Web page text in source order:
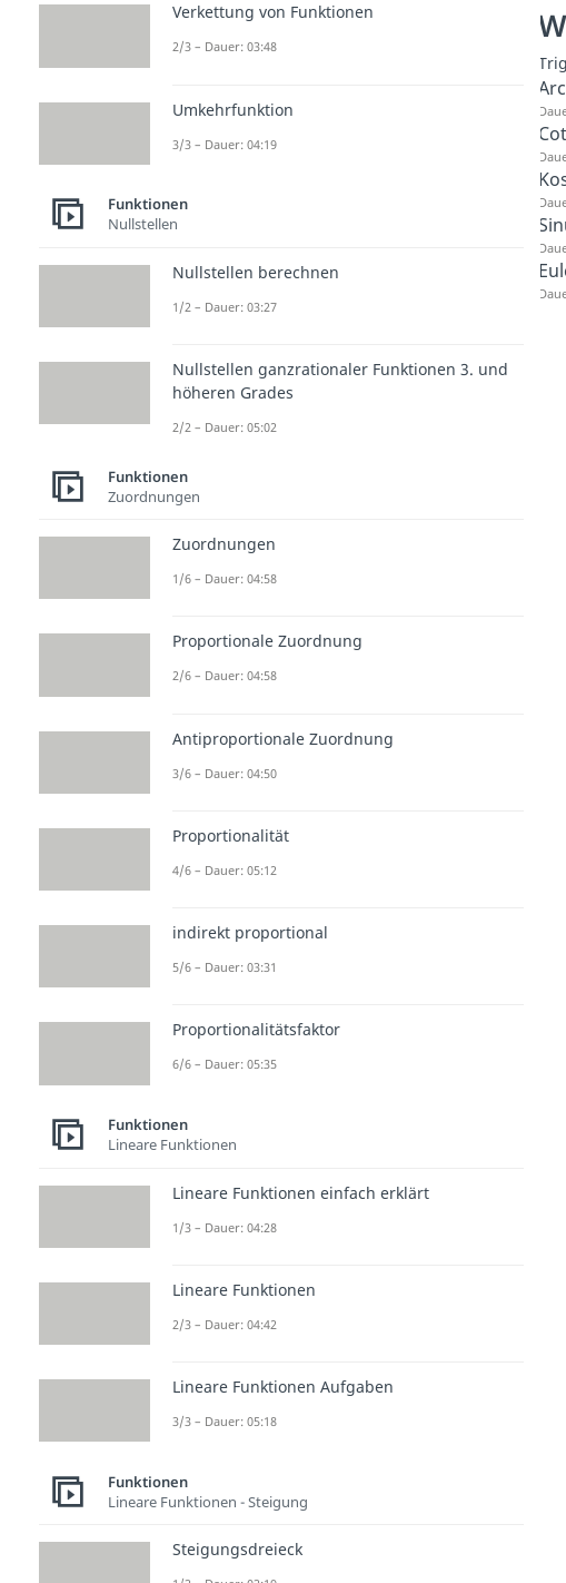
Verkettung von Funktionen
2/3 – Dauer: 03:48
Umkehrfunktion
3/3 – Dauer: 04:19
Funktionen
Nullstellen
Nullstellen berechnen
1/2 – Dauer: 03:27
Nullstellen ganzrationaler Funktionen 3. und
höheren Grades
2/2 – Dauer: 05:02
Funktionen
Zuordnungen
Zuordnungen
1/6 – Dauer: 04:58
Proportionale Zuordnung
2/6 – Dauer: 04:58
Antiproportionale Zuordnung
3/6 – Dauer: 04:50
Proportionalität
4/6 – Dauer: 05:12
indirekt proportional
5/6 – Dauer: 03:31
Proportionalitätsfaktor
6/6 – Dauer: 05:35
Funktionen
Lineare Funktionen
Lineare Funktionen einfach erklärt
1/3 – Dauer: 04:28
Lineare Funktionen
2/3 – Dauer: 04:42
Lineare Funktionen Aufgaben
3/3 – Dauer: 05:18
Funktionen
Lineare Funktionen - Steigung
Steigungsdreieck